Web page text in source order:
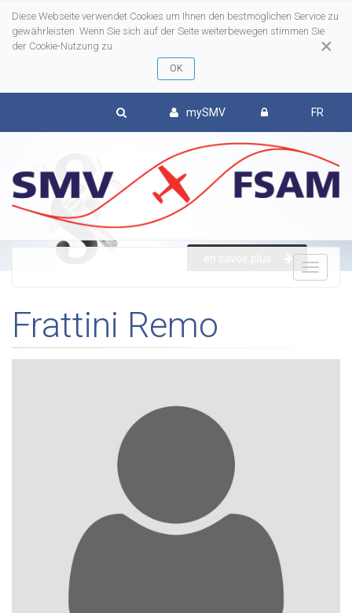
×
Diese Webseite verwendet Cookies um Ihnen den bestmöglichen Service zu
gewährleisten. Wenn Sie sich auf der Seite weiterbewegen stimmen Sie
der Cookie-Nutzung zu
mySMV FR
Frattini Remo